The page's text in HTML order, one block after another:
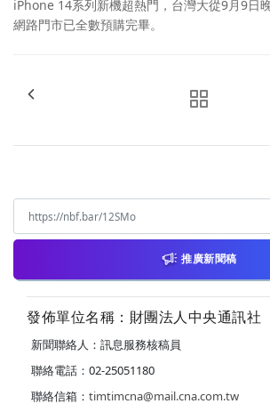
iPhone 14系列新機超熱門，台灣大從9月9日
網路門市已全數預購完畢。
推廣新聞稿
發佈單位名稱：財團法人中央通訊社
新聞聯絡人：訊息服務核稿員
聯絡電話：02-25051180
聯絡信箱： timtimcna@mail.cna.com.tw